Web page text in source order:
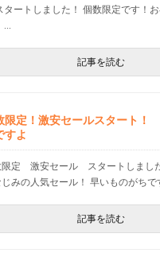
タートしました！ 個数限定です！
...
記事を読む
限定！激安セールスタート！
すよ
限定 激安セール スタートしまし
じみの人気セール！ 早いものがちで
記事を読む